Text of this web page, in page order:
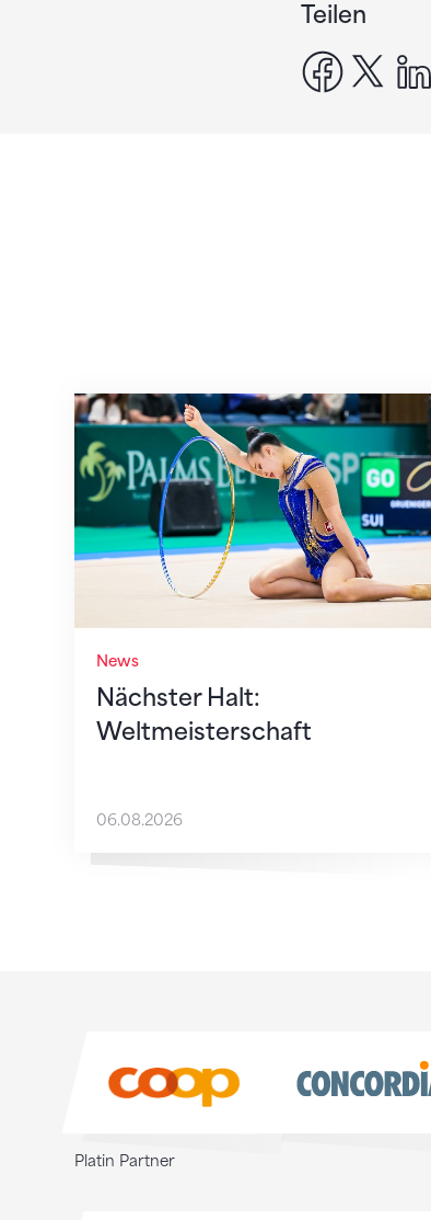
Teilen
facebook
x
News
Nächster Halt:
Weltmeisterschaft
Nächster Halt: Weltmeisterschaft
06.08.2026
Platin Partner